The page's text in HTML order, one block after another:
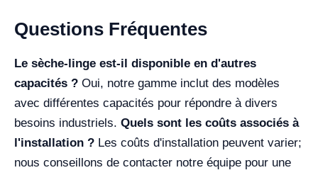
Questions Fréquentes
Le sèche-linge est-il disponible en d'autres
capacités ? Oui, notre gamme inclut des modèles
avec différentes capacités pour répondre à divers
besoins industriels. Quels sont les coûts associés à
l'installation ? Les coûts d'installation peuvent varier;
nous conseillons de contacter notre équipe pour une